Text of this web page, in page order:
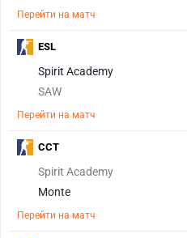
Перейти на матч
Spirit Academy
SAW
Перейти на матч
ESL
Spirit Academy
Monte
Перейти на матч
CCT